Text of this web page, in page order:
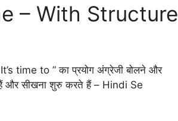
– With Structure
time to ” का प्रयोग अंग्रेजी बोलने और
और सीखना शुरु करते हैं – Hindi Se